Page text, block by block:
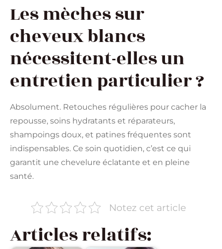
Les mèches sur
cheveux blancs
nécessitent-elles un
entretien particulier ?
Absolument. Retouches régulières pour cacher la
repousse, soins hydratants et réparateurs,
shampoings doux, et patines fréquentes sont
indispensables. Ce soin quotidien, c’est ce qui
garantit une chevelure éclatante et en pleine
santé.
Notez cet article
Articles relatifs: